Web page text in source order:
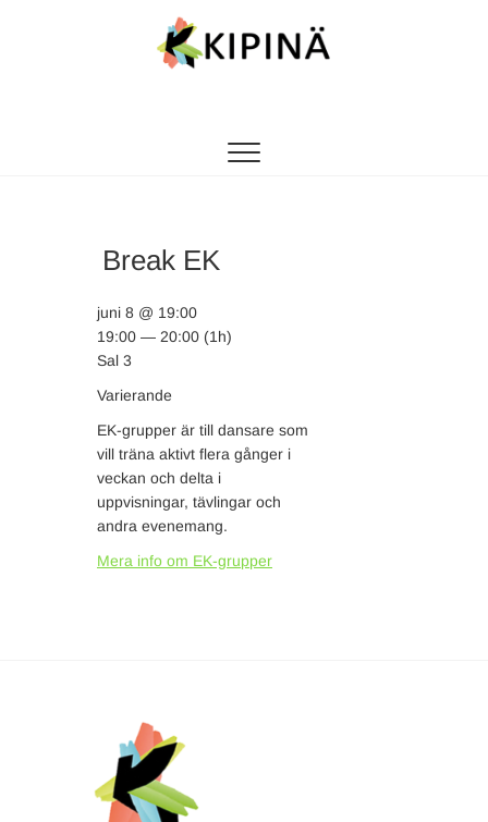
Break EK
EK-grupper är till dansare som
vill träna aktivt flera gånger i
veckan och delta i
uppvisningar, tävlingar och
andra evenemang.
Mera info om EK-grupper
juni 8 @ 19:00
19:00 — 20:00 (1h)
Sal 3
Varierande